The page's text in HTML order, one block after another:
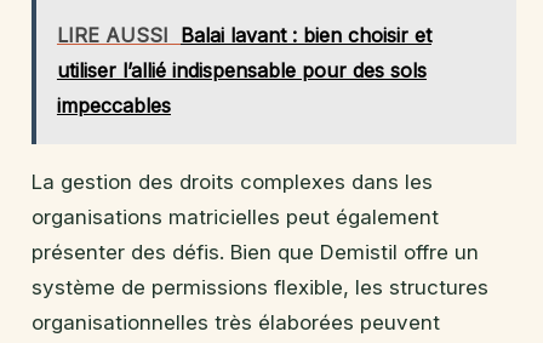
LIRE AUSSI Balai lavant : bien choisir et
utiliser l’allié indispensable pour des sols
impeccables
La gestion des droits complexes dans les
organisations matricielles peut également
présenter des défis. Bien que Demistil offre un
système de permissions flexible, les structures
organisationnelles très élaborées peuvent